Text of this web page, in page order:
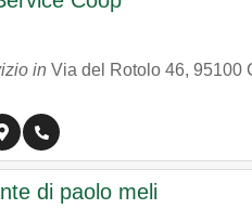
in Via del Rotolo 46, 95100
di paolo meli